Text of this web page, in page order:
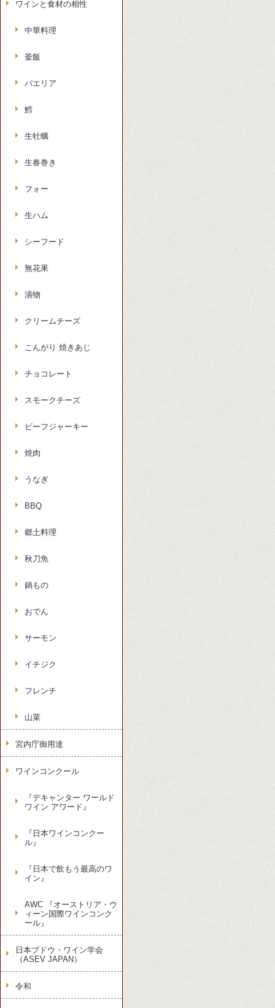
ワインと食材の相性
中華料理
釜飯
パエリア
鱈
生牡蠣
生春巻き
フォー
生ハム
シーフード
無花果
漬物
クリームチーズ
こんがり 焼きあじ
チョコレート
スモークチーズ
ビーフジャーキー
焼肉
うなぎ
BBQ
郷土料理
秋刀魚
鍋もの
おでん
サーモン
イチジク
フレンチ
山菜
宮内庁御用達
ワインコンクール
『デキャンター ワールド
ワイン アワード』
『日本ワインコンクー
ル』
『日本で飲もう最高のワ
イン』
AWC 『オーストリア・ウ
ィーン国際ワインコンク
ール』
日本ブドウ・ワイン学会
（ASEV JAPAN）
令和